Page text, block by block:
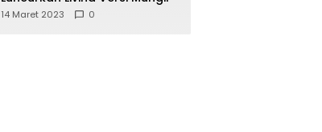
14 Maret 2023 0